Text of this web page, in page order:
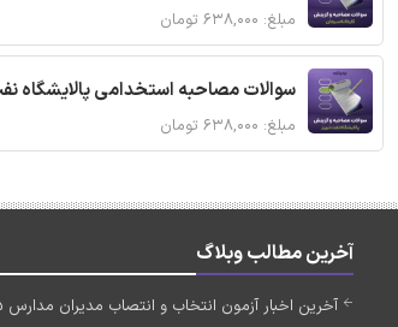
مبلغ: ۶۳۸,۰۰۰ تومان
سوالات مصاحبه استخدامی پالایشگاه
مبلغ: ۶۳۸,۰۰۰ تومان
آخرین مطالب وبلاگ
آخرین اخبار آزمون انتخاب و انتصاب مدیران مدارس 1405 (کارت آزمون)